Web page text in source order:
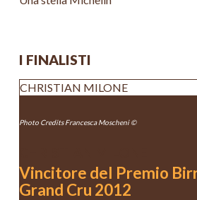
I FINALISTI
CHRISTIAN MILONE
Photo Credits Francesca Moscheni ©
Vincitore del Premio
Grand Cru 2012